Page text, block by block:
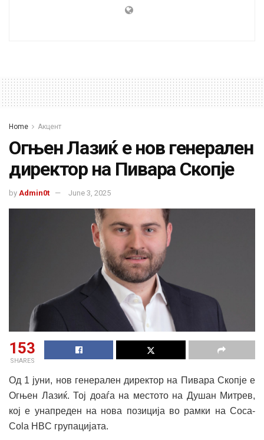
Home Акцент
Огњен Лазиќ е нов генерален
директор на Пивара Скопје
by Admin0t June 3, 2025
153
SHARES
Од 1 јуни, нов генерален директор на Пивара Скопје е
Огњен Лазиќ. Тој доаѓа на местото на Душан Митрев,
кој е унапреден на нова позиција во рамки на Coca-
Cola HBC групацијата.